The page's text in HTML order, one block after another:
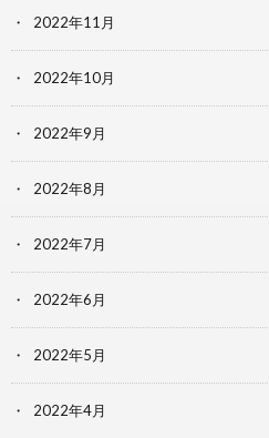
2022年11月
2022年10月
2022年9月
2022年8月
2022年7月
2022年6月
2022年5月
2022年4月